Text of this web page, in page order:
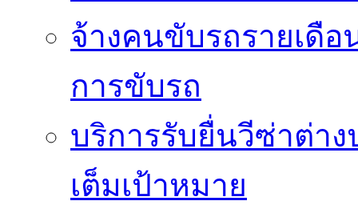
จ้างคนขับรถรายเดื
การขับรถ
บริการรับยื่นวีซ่าต่าง
เต็มเป้าหมาย